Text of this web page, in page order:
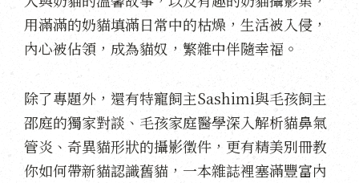
用滿滿的奶貓填滿日常中的枯燥，生活被入侵，
內心被佔領，成為貓奴，繁雜中伴隨幸福。
除了專題外，還有特寵飼主Sashimi與毛孩飼主
邵庭的獨家對談、毛孩家庭醫學深入解析貓鼻氣
管炎、奇異貓形狀的攝影徵件，更有精美別冊教
你如何帶新貓認識舊貓，一本雜誌裡塞滿豐富內